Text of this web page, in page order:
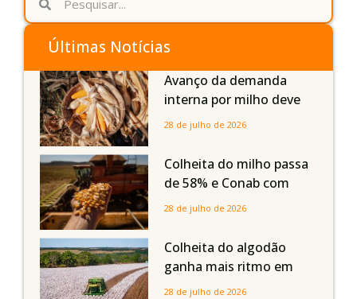
Últimas Notícias
Avanço da demanda
interna por milho deve
compensar aumento da
em Mato Grosso, aponta
Imea
28 de julho de 2026
Colheita do milho passa
de 58% e Conab com
boas produtividades em
quedas em Tocantins,
Maranhão e Piauí
28 de julho de 2026
Colheita do algodão
ganha mais ritmo em
Mato Grosso, Mato
28 de julho de 2026